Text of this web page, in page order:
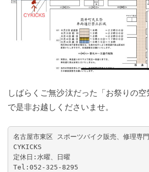
しばらくご無沙汰だった「お祭りの
で是非お越しくださいませ。
名古屋市東区 スポーツバイク販売、修理専
CYKICKS
定休日:水曜、日曜
Tel:052-325-8295